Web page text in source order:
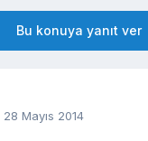
Bu konuya yanıt ver
28 Mayıs 2014